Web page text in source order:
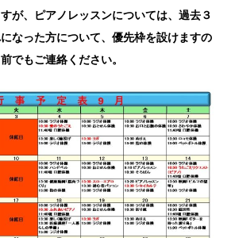
が、ピアノレッスンについては、過去３
なった方について、優先枠を設けますの
でもご連絡ください。